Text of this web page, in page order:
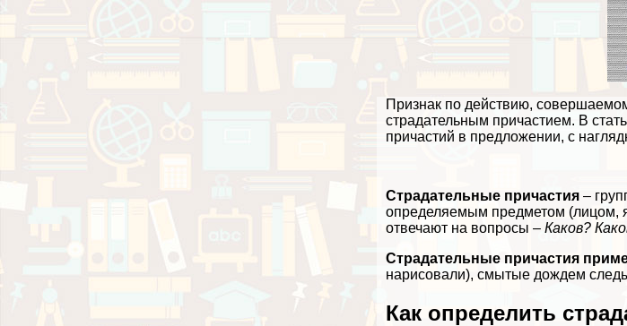
Признак по действию,
страдательным причастием. В
причастий в предложении, с
Страдательные причастия –
определяемым предметом (лицом,
отвечают на вопросы –Каков?
Страдательные причастия
нарисовали),смытые дождем
Как определить